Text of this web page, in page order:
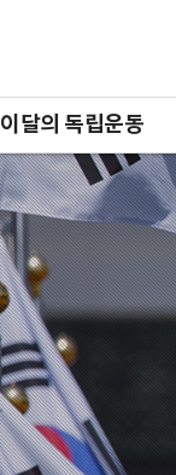
이달의 독립운동